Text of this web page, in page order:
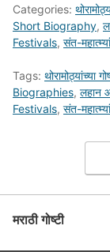
Categories:
Short Biography,
Festivals, संत-
Tags:
Biographies, लहान
Festivals, संत-
मराठी गोष्टी